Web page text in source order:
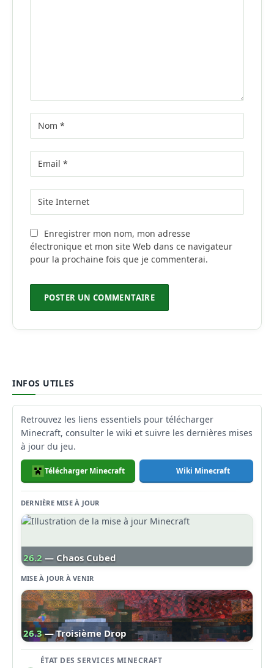
Enregistrer mon nom, mon adresse
électronique et mon site Web dans ce navigateur
pour la prochaine fois que je commenterai.
INFOS UTILES
Retrouvez les liens essentiels pour télécharger
Minecraft, consulter le wiki et suivre les dernières mises
à jour du jeu.
Télécharger Minecraft Wiki Minecraft
DERNIÈRE MISE À JOUR
26.2 — Chaos Cubed
MISE À JOUR À VENIR
26.3 — Troisième Drop
ÉTAT DES SERVICES MINECRAFT